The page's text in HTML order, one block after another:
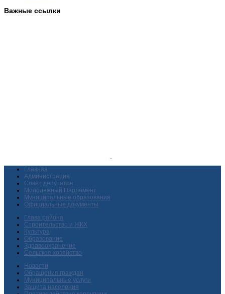
Важные ссылки
Главная
Администрация
Совет депутатов
Молодежный Парламент
Муниципальные образования
Официальные документы
Глава района
Строительство и ЖКХ
Культура
Образование
Здравоохранение
Сельское хозяйство
Новости
Обращения граждан
Муниципальные услуги
Защита населения